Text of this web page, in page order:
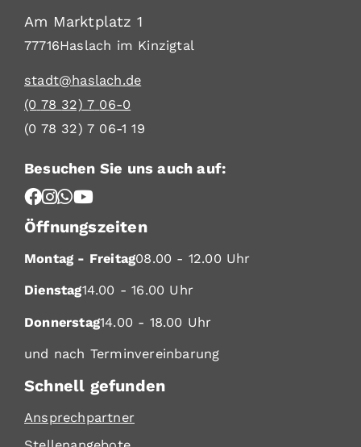
Am Marktplatz 1
77716Haslach im Kinzigtal
stadt@haslach.de
(0 78 32) 7 06-0
(0 78 32) 7 06-1 19
Besuchen Sie uns auch auf:
Öffnungszeiten
Montag - Freitag08.00 - 12.00 Uhr
Dienstag14.00 - 16.00 Uhr
Donnerstag14.00 - 18.00 Uhr
und nach Terminvereinbarung
Schnell gefunden
Ansprechpartner